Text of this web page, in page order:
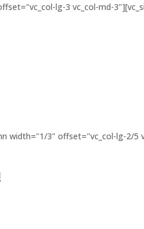
lg-3 vc_col-md-
width="1/3" offset="vc_col-lg-2/5